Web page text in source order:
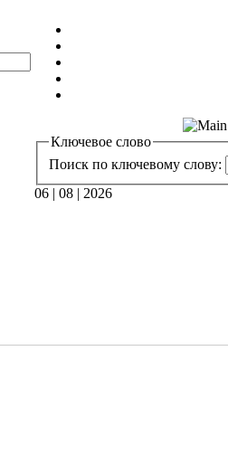
Ключевое слово
Поиск по ключевому слову:
06 | 08 | 2026